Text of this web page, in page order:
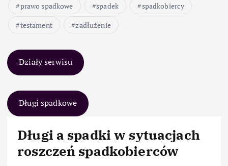
prawo spadkowe
spadek
spadkobiercy
testament
zadłużenie
Działy serwisu
Długi spadkowe
Długi a spadki w sytuacjach
roszczeń spadkobierców